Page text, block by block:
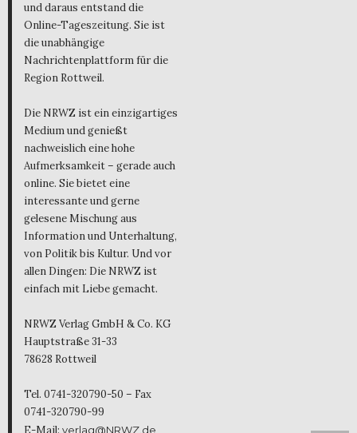
und daraus entstand die
Online-Tageszeitung. Sie ist
die unabhängige
Nachrichtenplattform für die
Region Rottweil.
Die NRWZ ist ein einzigartiges
Medium und genießt
nachweislich eine hohe
Aufmerksamkeit – gerade auch
online. Sie bietet eine
interessante und gerne
gelesene Mischung aus
Information und Unterhaltung,
von Politik bis Kultur. Und vor
allen Dingen: Die NRWZ ist
einfach mit Liebe gemacht.
NRWZ Verlag GmbH & Co. KG
Hauptstraße 31-33
78628 Rottweil
Tel. 0741-320790-50 – Fax
0741-320790-99
E-Mail: verlag@NRWZ.de